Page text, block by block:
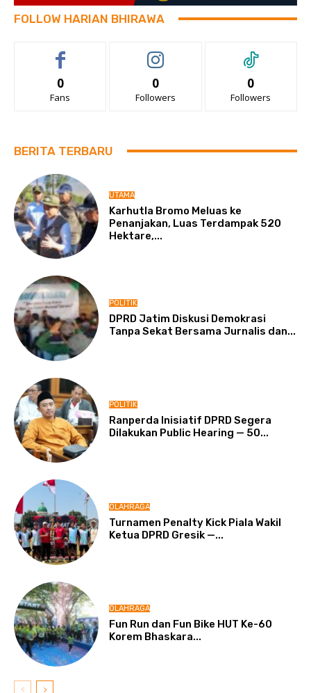
FOLLOW HARIAN BHIRAWA
0
Fans
0
Followers
0
Followers
BERITA TERBARU
UTAMA
Karhutla Bromo Meluas ke
Penanjakan, Luas Terdampak 520
Hektare,...
POLITIK
DPRD Jatim Diskusi Demokrasi
Tanpa Sekat Bersama Jurnalis dan...
POLITIK
Ranperda Inisiatif DPRD Segera
Dilakukan Public Hearing — 50...
OLAHRAGA
Turnamen Penalty Kick Piala Wakil
Ketua DPRD Gresik —...
OLAHRAGA
Fun Run dan Fun Bike HUT Ke-60
Korem Bhaskara...